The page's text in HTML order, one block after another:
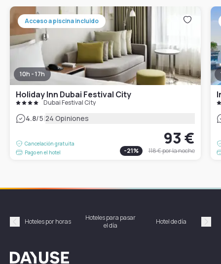
Acceso a piscina incluido
10h - 17h
Holiday Inn Dubai Festival City
Dubai Festival City
4.8/5|24 Opiniones
Cancelación gratuita
Pago en el hotel
93 €
-21% 118 €por la noche
Précédent
Hoteles por horas
Hoteles para pasar
el día
Hotel de día
Dayuse